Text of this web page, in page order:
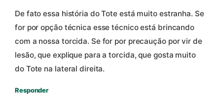
De fato essa história do Tote está muito estranha. Se
for por opção técnica esse técnico está brincando
com a nossa torcida. Se for por precaução por vir de
lesão, que explique para a torcida, que gosta muito
do Tote na lateral direita.
Responder